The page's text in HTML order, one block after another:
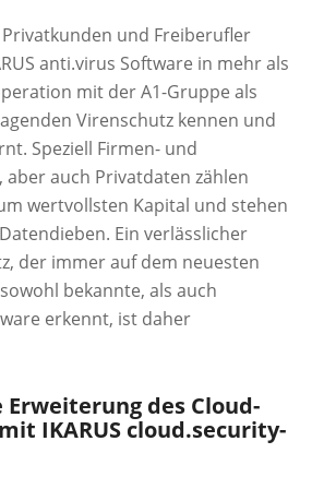
Privatkunden und Freiberufler
anti.virus Software in mehr als
mit der A1-Gruppe als
Virenschutz kennen und
Speziell Firmen- und
aber auch Privatdaten zählen
wertvollsten Kapital und stehen
Ein verlässlicher
der immer auf dem neuesten
bekannte, als auch
erkennt, ist daher
Erweiterung des Cloud-
IKARUS cloud.security-